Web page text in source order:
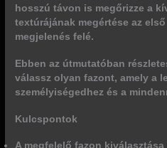
hosszú távon is megőrizze a
textúrájának megértése az
megjelenés felé.
Ebben az útmutatóban
válassz olyan fazont, amely a
személyiségedhez és a
Kulcspontok
A megfelelő fazon